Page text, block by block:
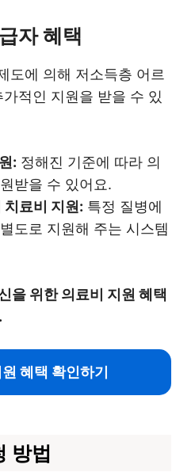
자 혜택
도에 의해 저소득층 어르
적인 지원을 받을 수 있
: 정해진 기준에 따라 의
받을 수 있어요.
치료비 지원: 특정 질병에
도로 지원해 주는 시스템
을 위한 의료비 지원 혜택
혜택 확인하기
방법